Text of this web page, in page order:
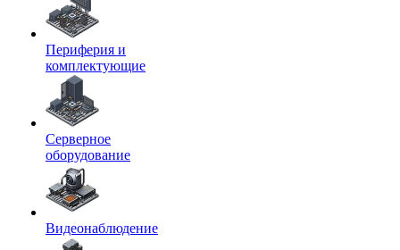
Периферия и
комплектующие
Серверное
оборудование
Видеонаблюдение